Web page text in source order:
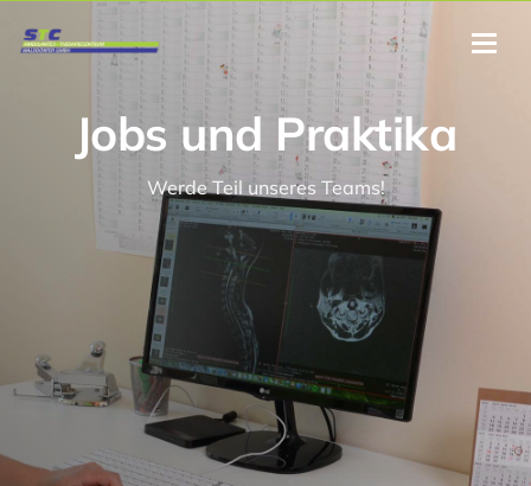
Jobs und Praktika
Werde Teil unseres Teams!